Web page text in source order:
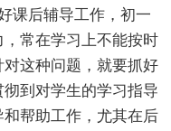
后辅导工作，初一
常在学习上不能按时
这种问题，就要抓好
到对学生的学习指导
帮助工作，尤其在后